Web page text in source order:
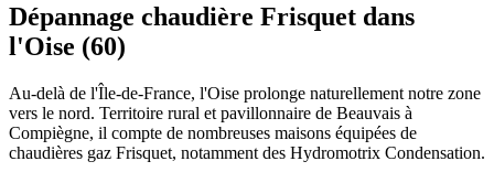
Dépannage chaudière Frisquet dans
l'Oise (60)
Au-delà de l'Île-de-France, l'Oise prolonge naturellement notre zone
vers le nord. Territoire rural et pavillonnaire de Beauvais à
Compiègne, il compte de nombreuses maisons équipées de
chaudières gaz Frisquet, notamment des Hydromotrix Condensation.